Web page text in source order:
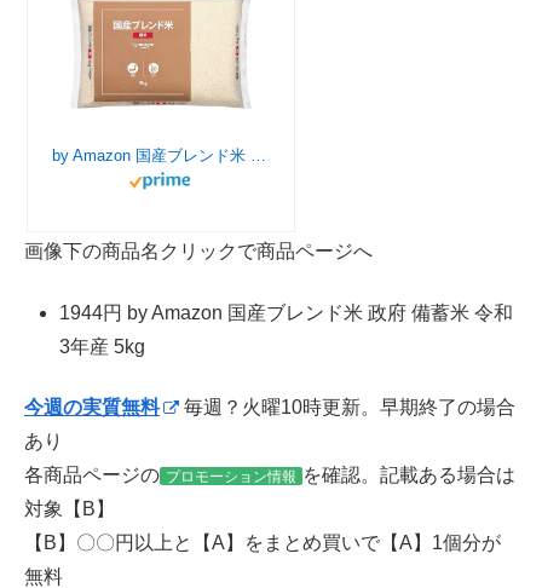
by Amazon 国産ブレンド米 政府 備蓄米 令和3年産 5kg
画像下の商品名クリックで商品ページへ
1944円 by Amazon 国産ブレンド米 政府 備蓄米 令和
3年産 5kg
今週の実質無料
毎週？火曜10時更新。早期終了の場合
あり
各商品ページの プロモーション情報 を確認。記載ある場合は
対象【B】
【B】〇〇円以上と【A】をまとめ買いで【A】1個分が
無料